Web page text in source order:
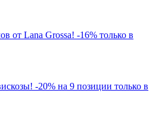
от Lana Grossa! -16% только в
-20% на 9 позиции только в